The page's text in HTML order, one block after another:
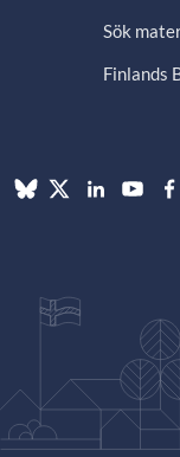
Sök
Finlands